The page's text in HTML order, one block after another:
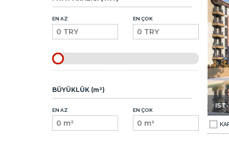
EN AZ EN ÇOK
BÜYÜKLÜK (m²)
EN AZ EN ÇOK
IST-